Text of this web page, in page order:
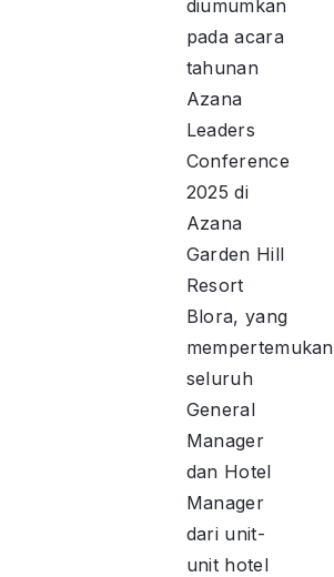
diumumkan
pada acara
tahunan
Azana
Leaders
Conference
2025 di
Azana
Garden Hill
Resort
Blora, yang
mempertemukan
seluruh
General
Manager
dan Hotel
Manager
dari unit-
unit hotel